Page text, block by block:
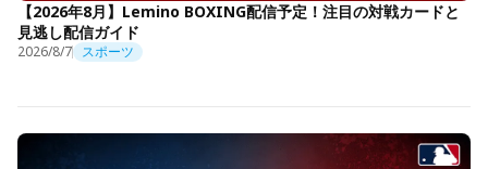
【2026年8月】Lemino BOXING配信予定！注目の対戦カードと
見逃し配信ガイド
2026/8/7 スポーツ